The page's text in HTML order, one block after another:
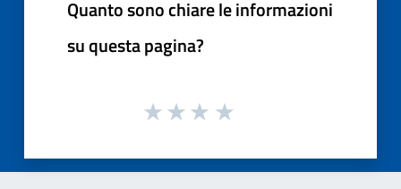
Quanto sono chiare le informazioni
su questa pagina?